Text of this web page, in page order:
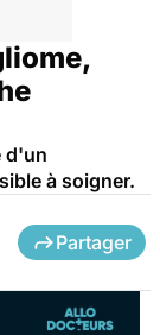
d'un
à soigner.
Partager